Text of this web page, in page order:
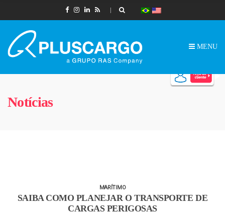
MENU
Notícias
MARÍTIMO
SAIBA COMO PLANEJAR O TRANSPORTE DE
CARGAS PERIGOSAS